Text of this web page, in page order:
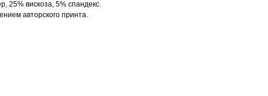
25% вискоза, 5% спандекс.
авторского принта.